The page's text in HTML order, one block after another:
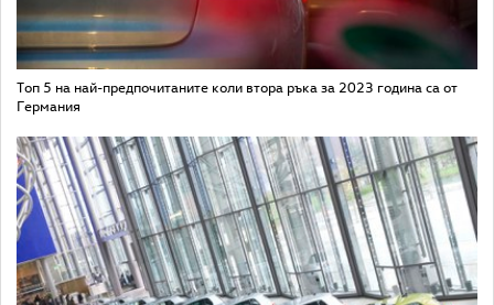
Топ 5 на най-предпочитаните коли втора ръка за 2023 година са от
Германия